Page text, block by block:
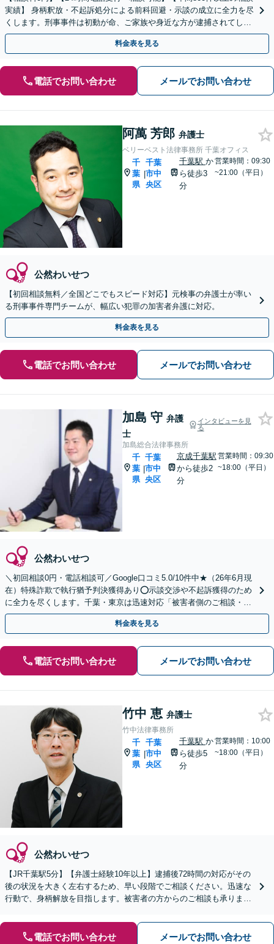
実績】 身柄釈放・不起訴処分による前科回避・示談の成立に全力を尽
くします。刑事事件は初動が命、ご家族や身近な方が逮捕されてしま
ったら一刻も早くお電話ください。
料金表を見る
電話でお問い合わせ メールでお問い合わせ
阿萬 芳郎 弁護士
ベリーベスト法律事務所 千葉オフィス
千
葉
県
|
千葉
市中
央区
千葉駅 か
ら徒歩3
分
営業時間：09:30
~21:00（平日）
公然わいせつ
【初回相談無料／全国どこでもスピード対応】元検事の弁護士が率い
る刑事事件専門チームが、幅広い犯罪の加害者弁護に対応。
料金表を見る
電話でお問い合わせ メールでお問い合わせ
加島 守 弁護
士
インタビューを見
る
加島総合法律事務所
千
葉
県
|
千葉
市中
央区
京成千葉駅
から徒歩2
分
営業時間：09:30
~18:00（平日）
公然わいせつ
＼初回相談0円・電話相談可／Google口コミ5.0/10件中★（26年6月現
在）特殊詐欺で執行猶予判決獲得あり⭕️示談交渉や不起訴獲得のため
に全力を尽くします。千葉・東京は迅速対応「被害者側のご相談・自
首サポート」も可【WEB面談OK】
料金表を見る
電話でお問い合わせ メールでお問い合わせ
竹中 恵 弁護士
竹中法律事務所
千
葉
県
|
千葉
市中
央区
千葉駅 か
ら徒歩5
分
営業時間：10:00
~18:00（平日）
公然わいせつ
【JR千葉駅5分】【弁護士経験10年以上】逮捕後72時間の対応がその
後の状況を大きく左右するため、早い段階でご相談ください。迅速な
行動で、身柄解放を目指します。被害者の方からのご相談も承ります
電話でお問い合わせ メールでお問い合わせ